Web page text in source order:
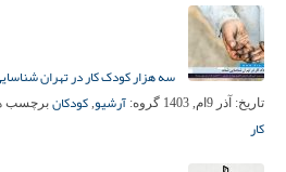
سه هزار کودک کار در تهران
تاریخ: آذر 9ام, 1403 گروه: آرشیو, کودکان برچسب
کار